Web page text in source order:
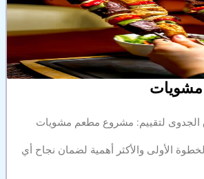
لتقييم: مشروع مطعم مشويات
الأولى والأكثر أهمية لضمان نجاح أي